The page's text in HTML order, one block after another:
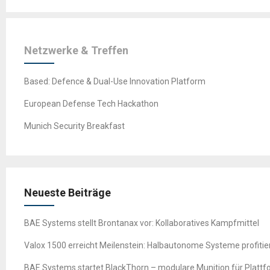
Netzwerke & Treffen
Based: Defence & Dual-Use Innovation Platform
European Defense Tech Hackathon
Munich Security Breakfast
Neueste Beiträge
BAE Systems stellt Brontanax vor: Kollaboratives Kampfmittel
Valox 1500 erreicht Meilenstein: Halbautonome Systeme
BAE Systems startet BlackThorn – modulare Munition für